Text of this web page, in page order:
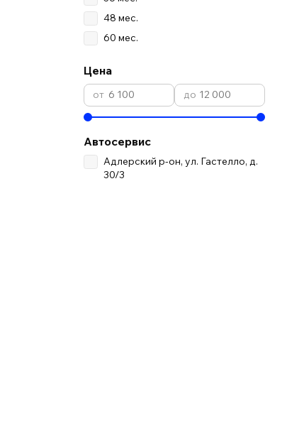
48 мес.
60 мес.
Цена
Автосервис
Адлерский р-он, ул. Гастелло, д.
30/3